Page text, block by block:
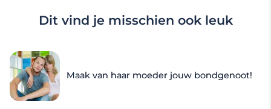
Dit vind je misschien ook leuk
Maak van haar moeder jouw bondgenoot!